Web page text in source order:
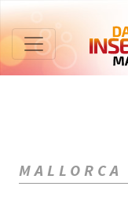
MALLORCA